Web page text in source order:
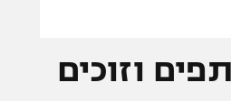
וזוכים